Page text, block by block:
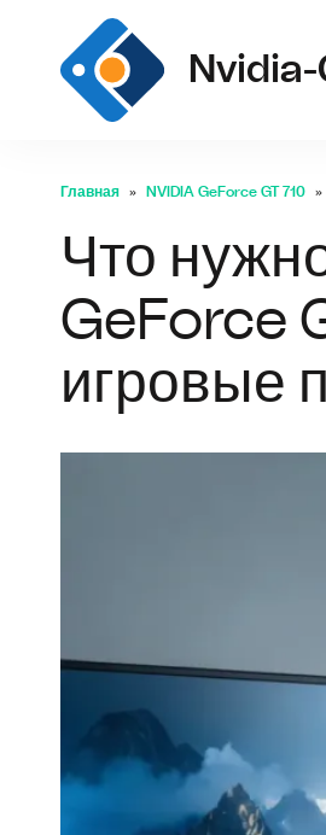
Главная NVIDIA GeForce GT 710
Что
GeForce
игровые